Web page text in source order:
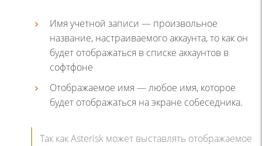
Имя учетной записи — произвольное
название, настраиваемого аккаунта, то как он
будет отображаться в списке аккаунтов в
софтфоне
Отображаемое имя — любое имя, которое
будет отображаться на экране собеседника.
Так как Asterisk может выставлять отображаемое